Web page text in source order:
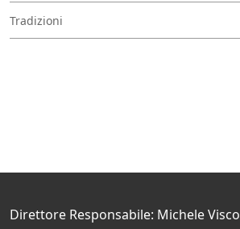
Tradizioni
Direttore Responsabile: Michele Visco